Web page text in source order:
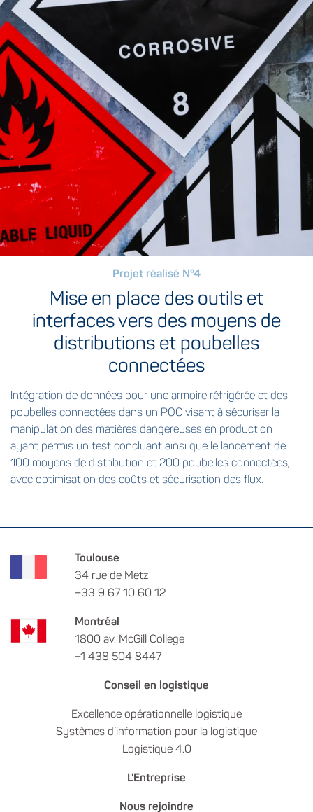
Projet réalisé N°4
Mise en place des outils et
interfaces vers des moyens de
distributions et poubelles
connectées
Intégration de données pour une armoire réfrigérée et des
poubelles connectées dans un POC visant à sécuriser la
manipulation des matières dangereuses en production
ayant permis un test concluant ainsi que le lancement de
100 moyens de distribution et 200 poubelles connectées,
avec optimisation des coûts et sécurisation des flux.
Toulouse
34 rue de Metz
+33 9 67 10 60 12
Montréal
1800 av. McGill College
+1 438 504 8447
Conseil en logistique
Excellence opérationnelle logistique
Systèmes d’information pour la logistique
Logistique 4.0
L'Entreprise
Nous rejoindre